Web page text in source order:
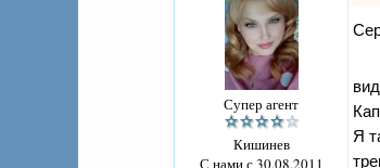
Супер агент
Кишинев
С нами с 30.08.2011
Я